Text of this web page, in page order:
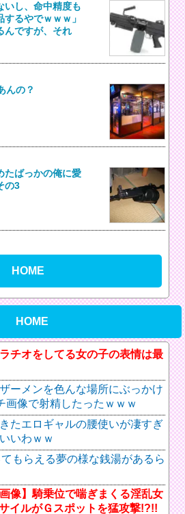
いし、命中精度も
るやでｗｗｗ」
んですが、それ
んの？
たばっかの俺に愛
の3
HOME
HOME
チオをしてる女の子の表情は最
ーメンを色んな場所にぶっかけ
画像で射精したったｗｗｗ
たエロギャルの腰使いが凄すぎ
いわｗｗ
もらえる夢の様な銭湯があるら
像】騎乗位で喘ぎまくる淫乱女
イルがＧスポットを猛攻撃!?!!